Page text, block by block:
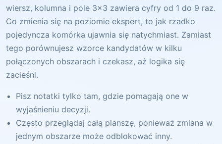
wiersz, kolumna i pole 3x3 zawiera cyfry od 1 do 9 raz.
Co zmienia się na poziomie ekspert, to jak rzadko
pojedyncza komórka ujawnia się natychmiast. Zamiast
tego porównujesz wzorce kandydatów w kilku
połączonych obszarach i czekasz, aż logika się
zacieśni.
Pisz notatki tylko tam, gdzie pomagają one w
wyjaśnieniu decyzji.
Często przeglądaj całą planszę, ponieważ zmiana w
jednym obszarze może odblokować inny.